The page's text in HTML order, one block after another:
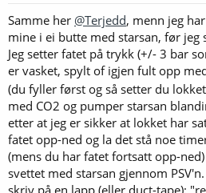
:
Samme her @Terjedd, menn jeg
mine i ei butte med starsan, før jeg
Jeg setter fatet på trykk (+/- 3 bar
er vasket, spylt of igjen fult opp
(du fyller først og så setter du
med CO2 og pumper starsan
etter at jeg er sikker at lokket har
fatet opp-ned og la det stå noe
(mens du har fatet fortsatt opp-
svettet med starsan gjennom
skriv på en lapp (eller duct-tape):